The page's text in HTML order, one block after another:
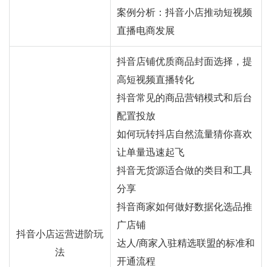
案例分析：抖音小店推动短视频
直播电商发展
抖音小店运营进阶玩
法
抖音店铺优质商品封面选择，提
高短视频直播转化
抖音常见的商品营销模式和后台
配置投放
如何玩转抖店自然流量猜你喜欢
让单量迅速起飞
抖音无货源适合做的类目和工具
分享
抖音商家如何做好数据化选品推
广店铺
达人/商家入驻精选联盟的标准和
开通流程